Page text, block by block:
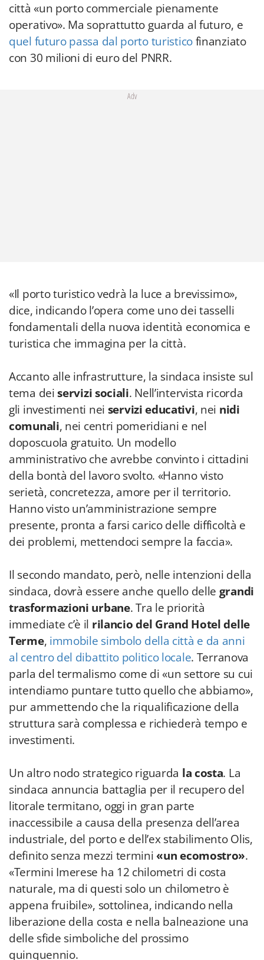
città «un porto commerciale pienamente
operativo». Ma soprattutto guarda al futuro, e
quel futuro passa dal porto turisticofinanziato
con 30 milioni di euro del PNRR.
Adv
«Il porto turistico vedrà la luce a brevissimo»,
dice, indicando l’opera come uno dei tasselli
fondamentali della nuova identità economica e
turistica che immagina per la città.
Accanto alle infrastrutture, la sindaca insiste sul
tema deiservizi sociali. Nell’intervista ricorda
gli investimenti nei servizi educativi, nei nidi
comunali, nei centri pomeridiani e nel
doposcuola gratuito. Un modello
amministrativo che avrebbe convinto i cittadini
della bontà del lavoro svolto. «Hanno visto
serietà, concretezza, amore per il territorio.
Hanno visto un’amministrazione sempre
presente, pronta a farsi carico delle difficoltà e
dei problemi, mettendoci sempre la faccia».
Il secondo mandato, però, nelle intenzioni della
sindaca, dovrà essere anche quello delle grandi
trasformazioni urbane. Tra le priorità
immediate c’è il rilancio del Grand Hotel delle
Terme, immobile simbolo della città e da anni
al centro del dibattito politico locale. Terranova
parla del termalismo come di «un settore su cui
intendiamo puntare tutto quello che abbiamo»,
pur ammettendo che la riqualificazione della
struttura sarà complessa e richiederà tempo e
investimenti.
Un altro nodo strategico riguarda la costa. La
sindaca annuncia battaglia per il recupero del
litorale termitano, oggi in gran parte
inaccessibile a causa della presenza dell’area
industriale, del porto e dell’ex stabilimento Olis,
definito senza mezzi termini«un ecomostro».
«Termini Imerese ha 12 chilometri di costa
naturale, ma di questi solo un chilometro è
appena fruibile», sottolinea, indicando nella
liberazione della costa e nella balneazione una
delle sfide simboliche del prossimo
quinquennio.